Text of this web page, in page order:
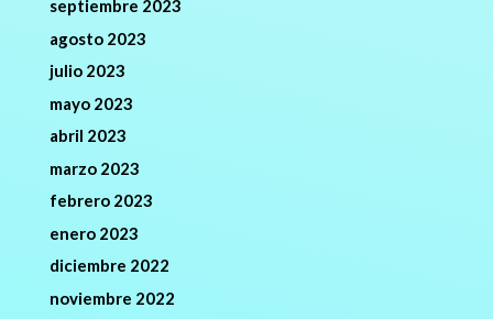
septiembre 2023
agosto 2023
julio 2023
mayo 2023
abril 2023
marzo 2023
febrero 2023
enero 2023
diciembre 2022
noviembre 2022